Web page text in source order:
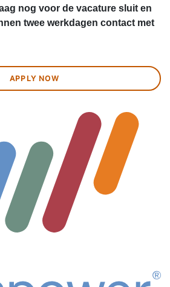
nog voor de vacature sluit en
twee werkdagen contact met
APPLY NOW